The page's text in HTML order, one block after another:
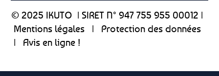
© 2025 IKUTO | SIRET N° 947 755 955 00012 |
Mentions légales | Protection des données
| Avis en ligne !